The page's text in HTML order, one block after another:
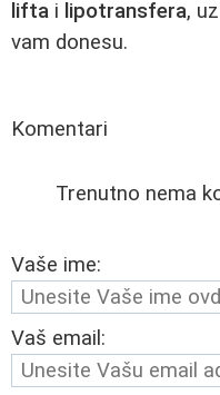
lifta i lipotransfera,
vam donesu.
Komentari
Trenutno nema
Vaše ime:
Vaš email: